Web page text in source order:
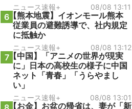
ニュース速報+ 08/08 13:11
6【熊本地震】イオンモール熊本
従業員の避難誘導で、社内規定
に抵触か
ニュース速報+ 08/08 13:12
7【中国】「アニメの世界が現実
に」日本の高校生の様子に中国
ネット「青春」「うらやまし
い」
ニュース速報+ 08/08 13:01
【お金】お盆の帰省は、妻が「新